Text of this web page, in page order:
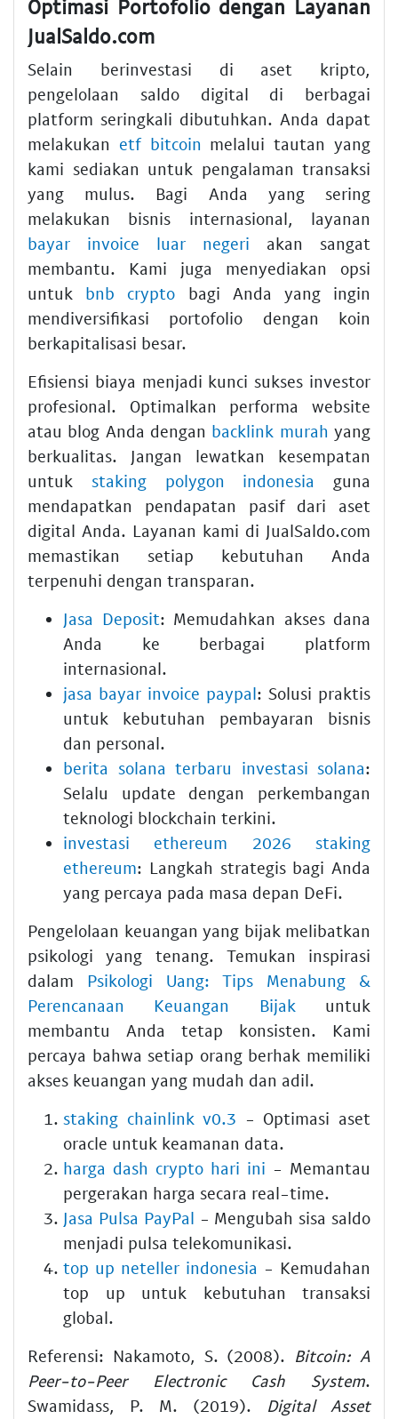
Optimasi Portofolio dengan Layanan
JualSaldo.com
Selain berinvestasi di aset kripto,
pengelolaan saldo digital di berbagai
platform seringkali dibutuhkan. Anda dapat
melakukan etf bitcoin melalui tautan yang
kami sediakan untuk pengalaman transaksi
yang mulus. Bagi Anda yang sering
melakukan bisnis internasional, layanan
bayar invoice luar negeri akan sangat
membantu. Kami juga menyediakan opsi
untuk bnb crypto bagi Anda yang ingin
mendiversifikasi portofolio dengan koin
berkapitalisasi besar.
Efisiensi biaya menjadi kunci sukses investor
profesional. Optimalkan performa website
atau blog Anda dengan backlink murah yang
berkualitas. Jangan lewatkan kesempatan
untuk staking polygon indonesia guna
mendapatkan pendapatan pasif dari aset
digital Anda. Layanan kami di JualSaldo.com
memastikan setiap kebutuhan Anda
terpenuhi dengan transparan.
Jasa Deposit: Memudahkan akses dana
Anda ke berbagai platform
internasional.
jasa bayar invoice paypal: Solusi praktis
untuk kebutuhan pembayaran bisnis
dan personal.
berita solana terbaru investasi solana:
Selalu update dengan perkembangan
teknologi blockchain terkini.
investasi ethereum 2026 staking
ethereum: Langkah strategis bagi Anda
yang percaya pada masa depan DeFi.
Pengelolaan keuangan yang bijak melibatkan
psikologi yang tenang. Temukan inspirasi
dalam Psikologi Uang: Tips Menabung &
Perencanaan Keuangan Bijakuntuk
membantu Anda tetap konsisten. Kami
percaya bahwa setiap orang berhak memiliki
akses keuangan yang mudah dan adil.
staking chainlink v0.3 - Optimasi aset
oracle untuk keamanan data.
harga dash crypto hari ini - Memantau
pergerakan harga secara real-time.
Jasa Pulsa PayPal - Mengubah sisa saldo
menjadi pulsa telekomunikasi.
top up neteller indonesia - Kemudahan
top up untuk kebutuhan transaksi
global.
Referensi: Nakamoto, S. (2008). Bitcoin: A
Peer-to-Peer Electronic Cash System.
Swamidass, P. M. (2019). Digital Asset